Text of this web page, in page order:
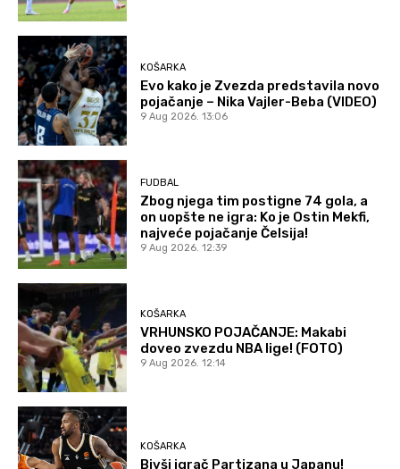
KOŠARKA
Evo kako je Zvezda predstavila novo
pojačanje – Nika Vajler-Beba (VIDEO)
9 Aug 2026. 13:06
FUDBAL
Zbog njega tim postigne 74 gola, a
on uopšte ne igra: Ko je Ostin Mekfi,
najveće pojačanje Čelsija!
9 Aug 2026. 12:39
KOŠARKA
VRHUNSKO POJAČANJE: Makabi
doveo zvezdu NBA lige! (FOTO)
9 Aug 2026. 12:14
KOŠARKA
Bivši igrač Partizana u Japanu!